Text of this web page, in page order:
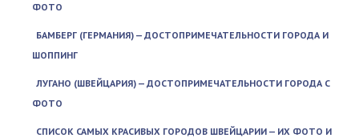
ФОТО
БАМБЕРГ (ГЕРМАНИЯ) — ДОСТОПРИМЕЧАТЕЛЬНОСТИ ГОРОДА И
ШОППИНГ
ЛУГАНО (ШВЕЙЦАРИЯ) — ДОСТОПРИМЕЧАТЕЛЬНОСТИ ГОРОДА С
ФОТО
СПИСОК САМЫХ КРАСИВЫХ ГОРОДОВ ШВЕЙЦАРИИ — ИХ ФОТО И